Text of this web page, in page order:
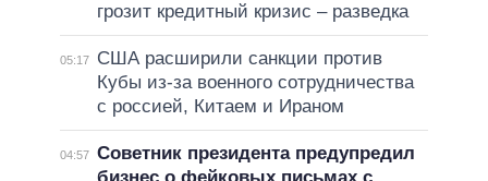
грозит кредитный кризис – разведка
05:17
США расширили санкции против
Кубы из-за военного сотрудничества
с россией, Китаем и Ираном
04:57 Советник президента предупредил